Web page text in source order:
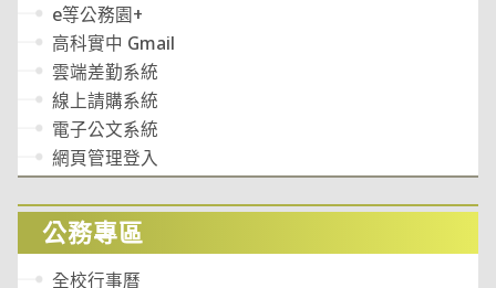
e等公務園+
高科實中 Gmail
雲端差勤系統
線上請購系統
電子公文系統
網頁管理登入
公務專區
全校行事曆